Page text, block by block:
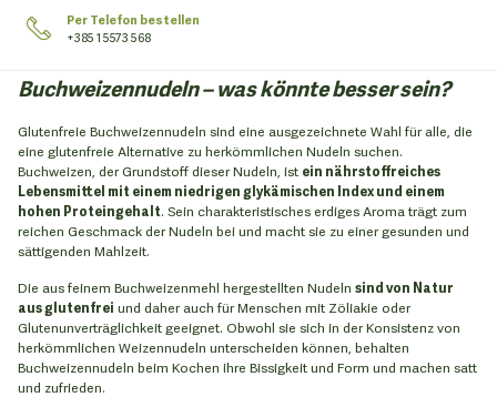
Per Telefon bestellen
+385 1 5573 568
Buchweizennudeln – was könnte besser sein?
Glutenfreie Buchweizennudeln sind eine ausgezeichnete Wahl für alle, die
eine glutenfreie Alternative zu herkömmlichen Nudeln suchen.
Buchweizen, der Grundstoff dieser Nudeln, ist ein nährstoffreiches
Lebensmittel mit einem niedrigen glykämischen Index und einem
hohen Proteingehalt. Sein charakteristisches erdiges Aroma trägt zum
reichen Geschmack der Nudeln bei und macht sie zu einer gesunden und
sättigenden Mahlzeit.
Die aus feinem Buchweizenmehl hergestellten Nudeln sind von Natur
aus glutenfrei und daher auch für Menschen mit Zöliakie oder
Glutenunverträglichkeit geeignet. Obwohl sie sich in der Konsistenz von
herkömmlichen Weizennudeln unterscheiden können, behalten
Buchweizennudeln beim Kochen ihre Bissigkeit und Form und machen satt
und zufrieden.